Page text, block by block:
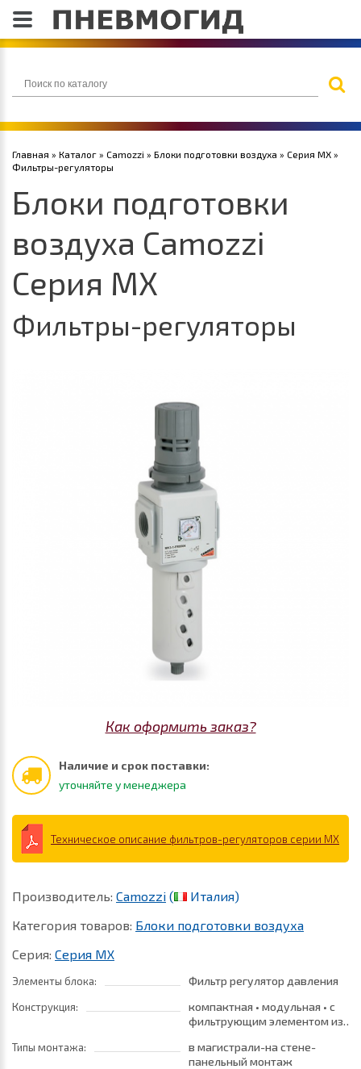
Главная » Каталог » Camozzi » Блоки подготовки воздуха » Серия MX »
Фильтры-регуляторы
Блоки подготовки
воздуха Camozzi
Серия MX
Фильтры-регуляторы
Как оформить заказ?
Наличие и срок поставки:
уточняйте у менеджера
Техническое описание фильтров-регуляторов серии MX
Производитель: Camozzi (
Италия)
Категория товаров: Блоки подготовки воздуха
Серия: Серия MX
Элементы блока: Фильтр регулятор давления
Конструкция:
компактная • модульная • с
фильтрующим элементом из
(HDPE)
Типы монтажа:
в магистрали-на стене-
панельный монтаж